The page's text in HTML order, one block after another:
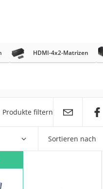
HDMI-4x2-Matrizen
Produkte filtern
Sortieren nach